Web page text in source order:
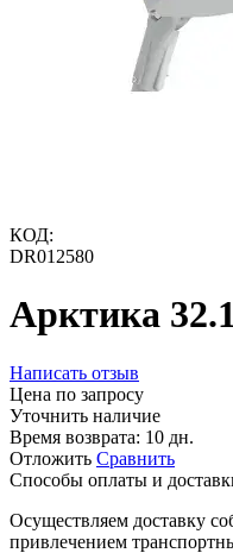
КОД:
DR012580
Арктика
Написать отзыв
Цена по запросу
Уточнить наличие
Время возврата: 10 дн.
Отложить Сравнить
Способы оплаты и
Осуществляем доставку
привлечением